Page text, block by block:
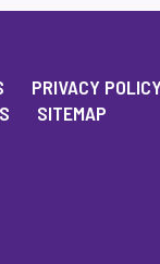
PRIVACY POLICY
SITEMAP